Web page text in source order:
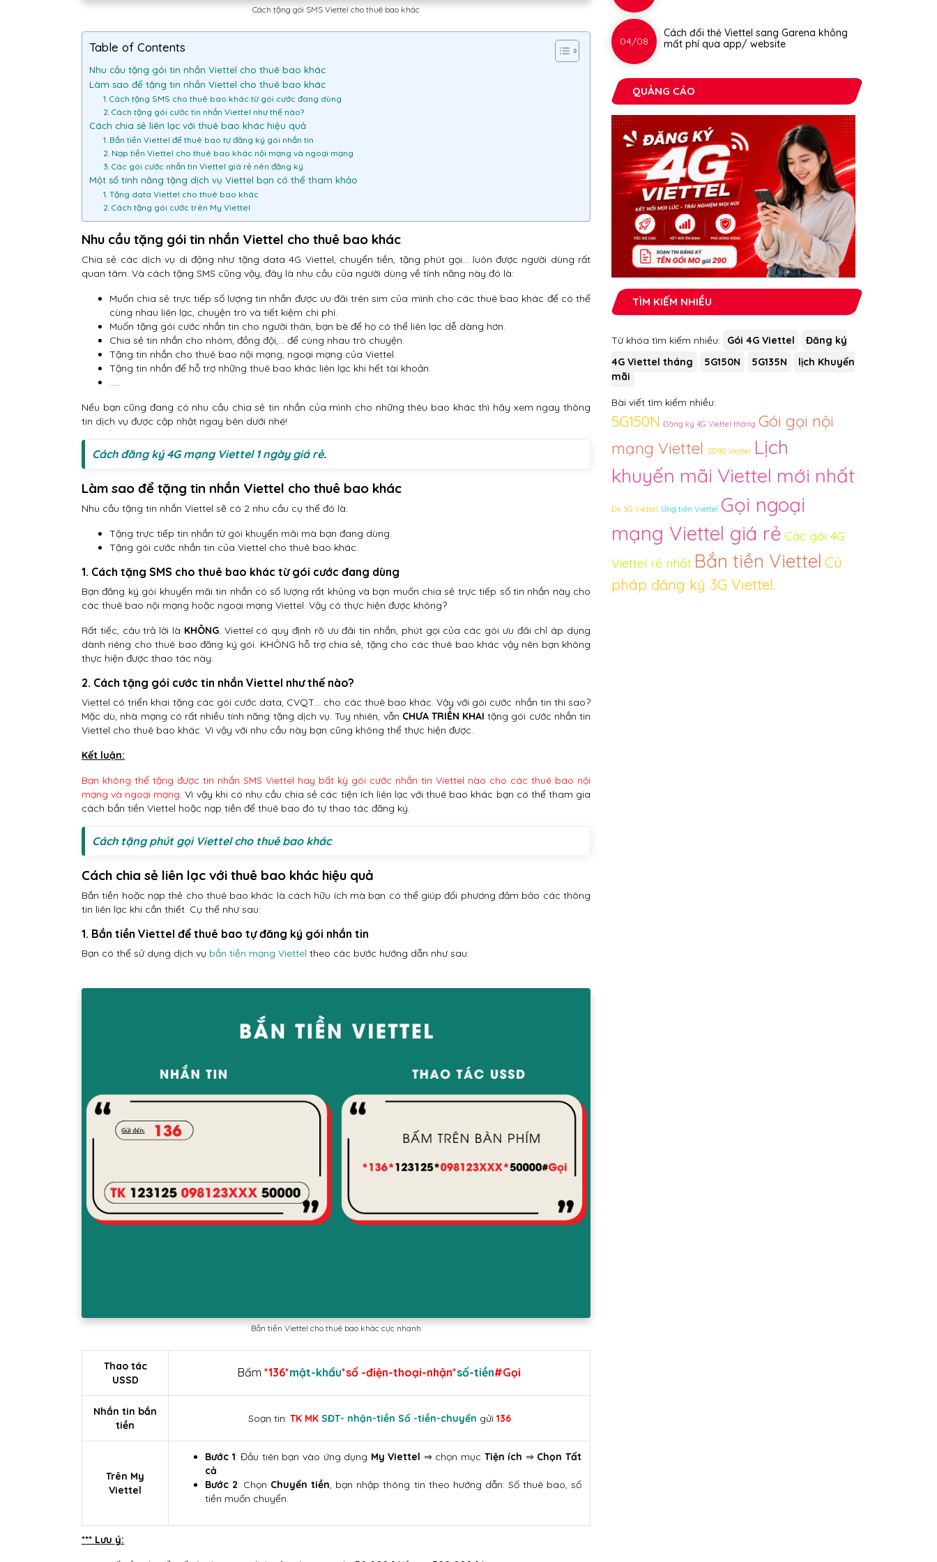
Cách tặng gói SMS Viettel cho thuê bao khác
Table of Contents
Nhu cầu tặng gói tin nhắn Viettel cho thuê bao khác
Làm sao để tặng tin nhắn Viettel cho thuê bao khác
1. Cách tặng SMS cho thuê bao khác từ gói cước đang dùng
2. Cách tặng gói cước tin nhắn Viettel như thế nào?
Cách chia sẻ liên lạc với thuê bao khác hiệu quả
1. Bắn tiền Viettel để thuê bao tự đăng ký gói nhắn tin
2. Nạp tiền Viettel cho thuê bao khác nội mạng và ngoại mạng
3. Các gói cước nhắn tin Viettel giá rẻ nên đăng ký
Một số tính năng tặng dịch vụ Viettel bạn có thể tham khảo
1. Tặng data Viettel cho thuê bao khác
2. Cách tặng gói cước trên My Viettel
Nhu cầu tặng gói tin nhắn Viettel cho thuê bao khác
Chia sẻ các dịch vụ di động như tặng data 4G Viettel, chuyển tiền, tặng phút gọi… luôn được người dùng rất
quan tâm. Và cách tặng SMS cũng vậy, đây là nhu cầu của người dùng về tính năng này đó là:
Muốn chia sẻ trực tiếp số lượng tin nhắn được ưu đãi trên sim của mình cho các thuê bao khác để có thể
cùng nhau liên lạc, chuyện trò và tiết kiệm chi phí.
Muốn tặng gói cước nhắn tin cho người thân, bạn bè để họ có thể liên lạc dễ dàng hơn.
Chia sẻ tin nhắn cho nhóm, đồng đội,… để cùng nhau trò chuyện.
Tặng tin nhắn cho thuê bao nội mạng, ngoại mạng của Viettel.
Tặng tin nhắn để hỗ trợ những thuê bao khác liên lạc khi hết tài khoản.
…..
Nếu bạn cũng đang có nhu cầu chia sẻ tin nhắn của mình cho những thêu bao khác thì hãy xem ngay thông
tin dịch vụ được cập nhật ngay bên dưới nhé!
Cách đăng ký 4G mạng Viettel 1 ngày giá rẻ.
Làm sao để tặng tin nhắn Viettel cho thuê bao khác
Nhu cầu tặng tin nhắn Viettel sẽ có 2 nhu cầu cụ thể đó là:
Tặng trực tiếp tin nhắn từ gói khuyến mãi mà bạn đang dùng.
Tặng gói cước nhắn tin của Viettel cho thuê bao khác.
1. Cách tặng SMS cho thuê bao khác từ gói cước đang dùng
Bạn đăng ký gói khuyến mãi tin nhắn có số lượng rất khủng và bạn muốn chia sẻ trực tiếp số tin nhắn này cho
các thuê bao nội mạng hoặc ngoại mạng Viettel. Vậy có thực hiện được không?
Rất tiếc, câu trả lời là KHÔNG. Viettel có quy định rõ ưu đãi tin nhắn, phút gọi của các gói ưu đãi chỉ áp dụng
dành riêng cho thuê bao đăng ký gói. KHÔNG hỗ trợ chia sẻ, tặng cho các thuê bao khác vậy nên bạn không
thực hiện được thao tác này.
2. Cách tặng gói cước tin nhắn Viettel như thế nào?
Viettel có triển khai tặng các gói cước data, CVQT… cho các thuê bao khác. Vậy với gói cước nhắn tin thì sao?
Mặc dù, nhà mạng có rất nhiều tính năng tặng dịch vụ. Tuy nhiên, vẫn CHƯA TRIỂN KHAI tặng gói cước nhắn tin
Viettel cho thuê bao khác. Vì vậy với nhu cầu này bạn cũng không thể thực hiện được.
Kết luận:
Bạn không thể tặng được tin nhắn SMS Viettel hay bất kỳ gói cước nhắn tin Viettel nào cho các thuê bao nội
mạng và ngoại mạng. Vì vậy khi có nhu cầu chia sẻ các tiện ích liên lạc với thuê bao khác bạn có thể tham gia
cách bắn tiền Viettel hoặc nạp tiền để thuê bao đó tự thao tác đăng ký.
Cách tặng phút gọi Viettel cho thuê bao khác.
Cách chia sẻ liên lạc với thuê bao khác hiệu quả
Bắn tiền hoặc nạp thẻ cho thuê bao khác là cách hữu ích mà bạn có thể giúp đối phương đảm bảo các thông
tin liên lạc khi cần thiết. Cụ thể như sau:
1. Bắn tiền Viettel để thuê bao tự đăng ký gói nhắn tin
Bạn có thể sử dụng dịch vụ bắn tiền mạng Viettel theo các bước hướng dẫn như sau:
Bắn tiền Viettel cho thuê bao khác cực nhanh
Thao tác
USSD
Bấm *136*mật-khẩu*số -điện-thoại-nhận*số-tiền#Gọi
Nhắn tin bắn
tiền
Soạn tin: TK MK SĐT- nhận-tiền Số -tiền-chuyển gửi 136
Trên My
Viettel
Bước 1: Đầu tiên bạn vào ứng dụng My Viettel ⇒ chọn mục Tiện ích ⇒ Chọn Tất
cả
Bước 2: Chọn Chuyển tiền, bạn nhập thông tin theo hướng dẫn: Số thuê bao, số
tiền muốn chuyển.
*** Lưu ý:
04/08
Cách đổi thẻ Viettel sang Garena không
mất phí qua app/ website
QUẢNG CÁO
TÌM KIẾM NHIỀU
Từ khóa tìm kiếm nhiều: Gói 4G Viettel
Đăng ký
4G Viettel tháng
5G150N 5G135N
lịch Khuyến
mãi
Bài viết tìm kiếm nhiều:
5G150N Đăng ký 4G Viettel tháng Gói gọi nội
mạng Viettel SD90 Viettel Lịch
khuyến mãi Viettel mới nhất
Đk 5G Viettel Ứng tiền Viettel Gọi ngoại
mạng Viettel giá rẻ Các gói 4G
Viettel rẻ nhất Bắn tiền Viettel Cú
pháp đăng ký 3G Viettel.